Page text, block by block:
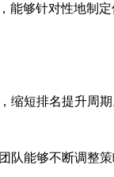
能够针对性地制定
缩短排名提升周期
队能够不断调整策